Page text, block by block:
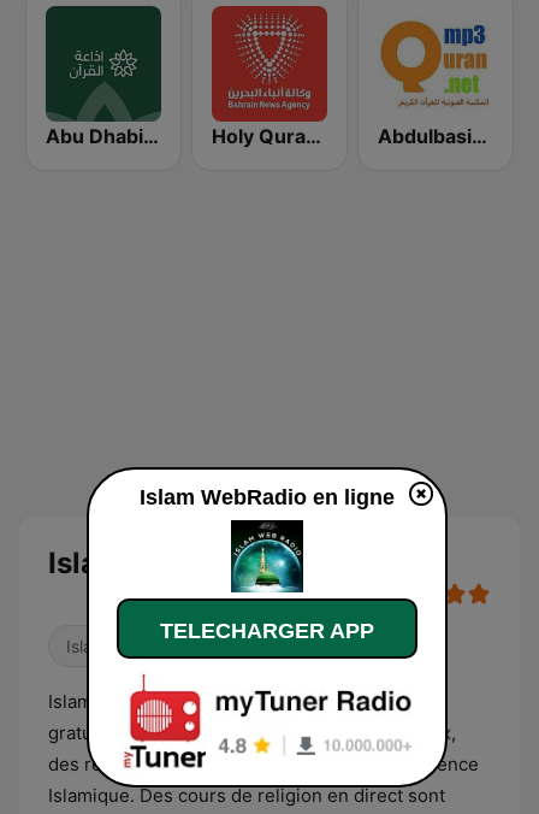
Abu Dhabi Quran Radio Holy Quran 106.1(106.1 القرآن الكريم) Abdulbasit Abdulsamad WARSH Radio
Islam WebRadio
Islam
Islam WebRadio met à votre disposition
gratuitement et en continu des chants religieux,
des récitations du Qour’an et des cours de science
Islamique. Des cours de religion en direct sont
Islam WebRadio en ligne
TELECHARGER APP